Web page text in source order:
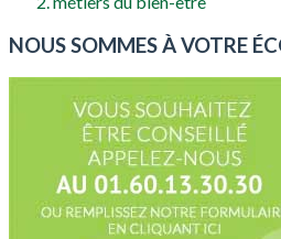
NOUS SOMMES À VOTRE